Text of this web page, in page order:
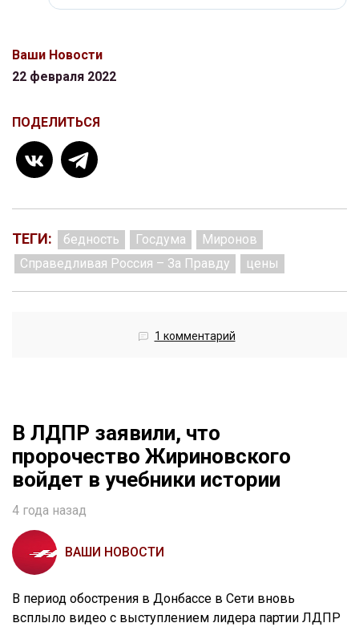
Ваши Новости
22 февраля 2022
ПОДЕЛИТЬСЯ
ТЕГИ: бедность Госдума
Миронов
Справедливая Россия – За Правду
цены
1 комментарий
В ЛДПР заявили, что
пророчество Жириновского
войдет в учебники истории
4 года назад
ВАШИ НОВОСТИ
В период обострения в Донбассе в Сети вновь
всплыло видео с выступлением лидера партии ЛДПР